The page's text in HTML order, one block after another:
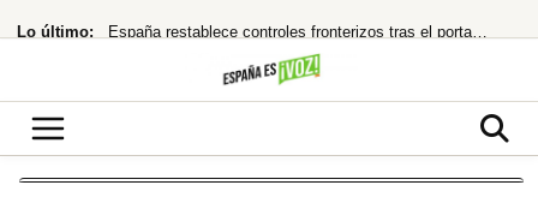
al Lo último: España restablece controles fronterizos tras el portazo de Italia
¿cuándo te costará un ojo de la cara?